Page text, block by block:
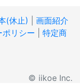
(休止)
画面紹介
ポリシー
特定商
© iikoe Inc.